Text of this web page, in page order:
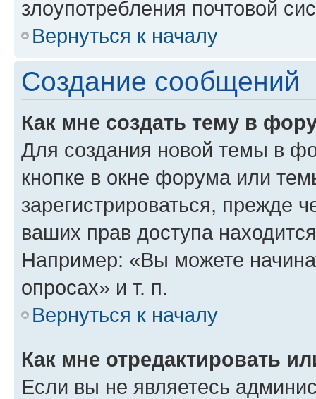
злоупотребления почтовой
Вернуться к началу
Создание сообщений
Как мне создать тему в
Для создания новой темы в
кнопке в окне форума или
зарегистрироваться, прежде
ваших прав доступа
Например: «Вы можете
опросах» и т. п.
Вернуться к началу
Как мне отредактировать
Если вы не являетесь